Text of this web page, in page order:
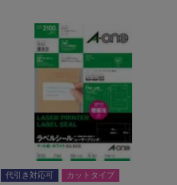
代引き対応可 カットタイプ